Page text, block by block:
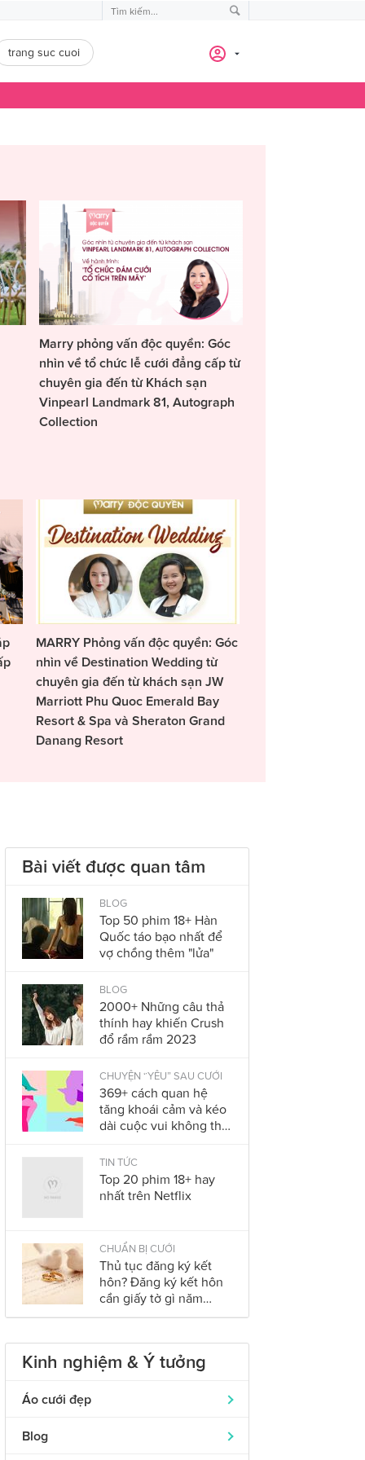
trang suc cuoi
Marry phỏng vấn độc quyền: Góc
nhìn về tổ chức lễ cưới đẳng cấp từ
chuyên gia đến từ Khách sạn
Vinpearl Landmark 81, Autograph
Collection
MARRY Phỏng vấn độc quyền: Góc
nhìn về Destination Wedding từ
chuyên gia đến từ khách sạn JW
Marriott Phu Quoc Emerald Bay
Resort & Spa và Sheraton Grand
Danang Resort
Bài viết được quan tâm
BLOG
Top 50 phim 18+ Hàn
Quốc táo bạo nhất để
vợ chồng thêm "lửa"
BLOG
2000+ Những câu thả
thính hay khiến Crush
đổ rầm rầm 2023
CHUYỆN “YÊU” SAU CƯỚI
369+ cách quan hệ
tăng khoái cảm và kéo
dài cuộc vui không thể
2023
TIN TỨC
Top 20 phim 18+ hay
nhất trên Netflix
CHUẨN BỊ CƯỚI
Thủ tục đăng ký kết
hôn? Đăng ký kết hôn
cần giấy tờ gì năm
2023?
Kinh nghiệm & Ý tưởng
Áo cưới đẹp
Áo dài cưới
319
Blog